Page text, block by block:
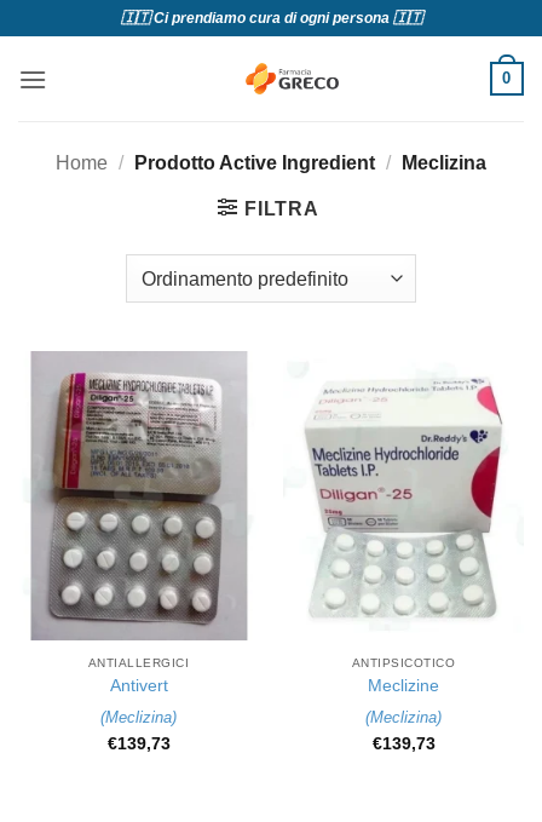
contenuti
🇮🇹 Ci prendiamo cura di ogni persona 🇮🇹
0
Home / Prodotto Active Ingredient / Meclizina
FILTRA
ANTIALLERGICI
Antivert
(Meclizina)
€139,73
ANTIPSICOTICO
Meclizine
(Meclizina)
€139,73